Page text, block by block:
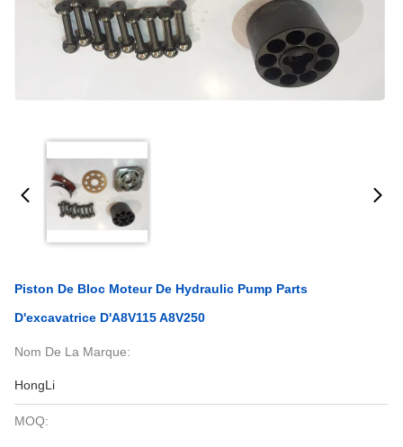
Piston De Bloc Moteur De Hydraulic Pump Parts
D'excavatrice D'A8V115 A8V250
Nom De La Marque:
HongLi
MOQ: